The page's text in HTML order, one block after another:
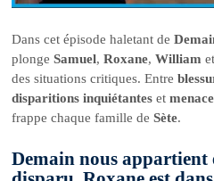
Dans cet épisode haletant de
plongeSamuel,Roxane,William
des situations critiques. Entre
disparitions inquiétantes et
frappe chaque famille deSète.
Demain nous